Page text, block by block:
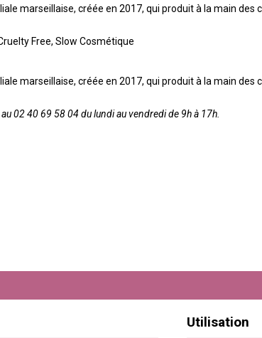
marseillaise, créée en 2017, qui produit à la main des
Free, Slow Cosmétique
marseillaise, créée en 2017, qui produit à la main des
02 40 69 58 04 du lundi au vendredi de 9h à 17h.
Utilisation